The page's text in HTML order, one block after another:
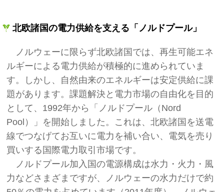
北欧諸国の電力供給を支える「ノルドプール」
ノルウェーに限らず北欧諸国では、再生可能エネ
ルギーによる電力供給が積極的に進められていま
す。しかし、自然由来のエネルギーは安定供給に課
題があります。課題解決と電力市場の自由化を目的
として、1992年から「ノルドプール（Nord
Pool）」を開始しました。これは、北欧諸国を送電
線でつなげてお互いに電力を補い合い、電気を売り
買いする国際電力取引市場です。
ノルドプール加入国の電源構成は水力・火力・風
力などさまざまですが、ノルウェーの水力だけで約